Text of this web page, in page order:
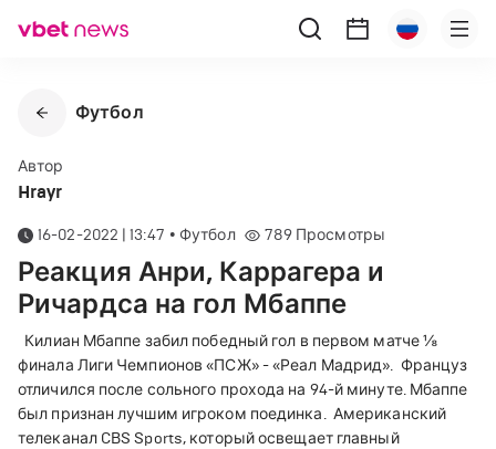
Футбол
Автор
Hrayr
16-02-2022 | 13:47 • Футбол 789 Просмотры
Реакция Анри, Каррагера и
Ричардса на гол Мбаппе
Килиан Мбаппе забил победный гол в первом матче ⅛
финала Лиги Чемпионов «ПСЖ» - «Реал Мадрид». Француз
отличился после сольного прохода на 94-й минуте. Мбаппе
был признан лучшим игроком поединка. Американский
телеканал CBS Sports, который освещает главный